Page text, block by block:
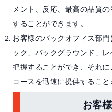
メント、反応、最高の品質
することができます。
お客様のバックオフィス部
ック、バックグラウンド、
把握することができ、それ
コースを迅速に提供すること
お客